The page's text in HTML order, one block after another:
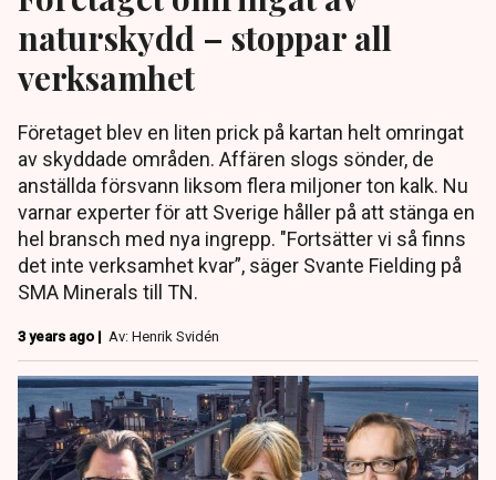
naturskydd – stoppar all
verksamhet
Företaget blev en liten prick på kartan helt omringat
av skyddade områden. Affären slogs sönder, de
anställda försvann liksom flera miljoner ton kalk. Nu
varnar experter för att Sverige håller på att stänga en
hel bransch med nya ingrepp. "Fortsätter vi så finns
det inte verksamhet kvar”, säger Svante Fielding på
SMA Minerals till TN.
3 years ago | Av: Henrik Svidén